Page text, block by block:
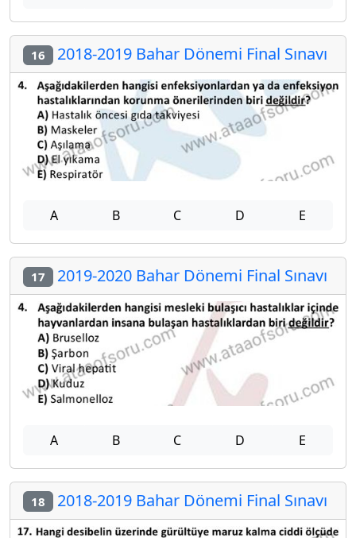
16 2018-2019 Bahar Dönemi Final Sınavı
A B C D E
17 2019-2020 Bahar Dönemi Final Sınavı
A B C D E
18 2018-2019 Bahar Dönemi Final Sınavı